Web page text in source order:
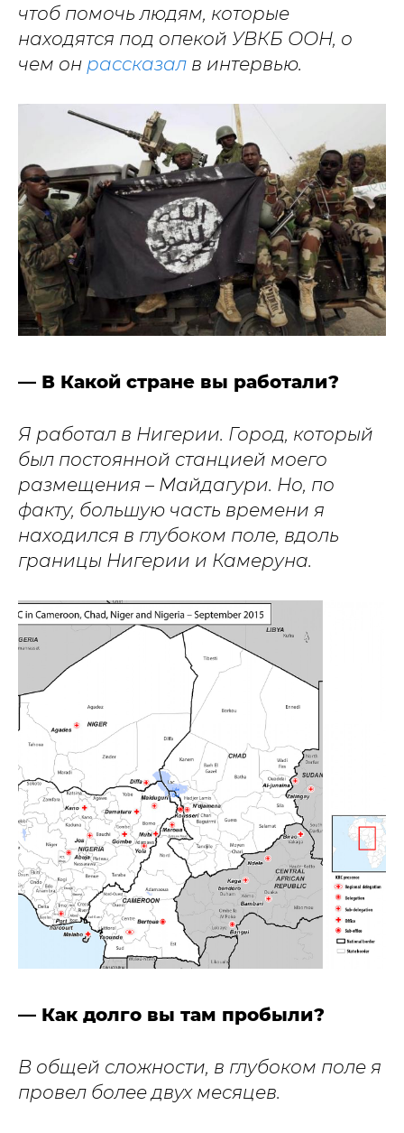
чтоб помочь людям, которые
находятся под опекой УВКБ ООН, о
чем он рассказал в интервью.
— В Какой стране вы работали?
Я работал в Нигерии. Город, который
был постоянной станцией моего
размещения – Майдагури. Но, по
факту, большую часть времени я
находился в глубоком поле, вдоль
границы Нигерии и Камеруна.
— Как долго вы там пробыли?
В общей сложности, в глубоком поле я
провел более двух месяцев.